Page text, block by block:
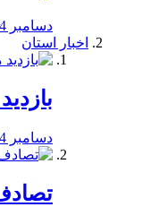
دسامبر 24, 2019
اخبار استان
دسامبر 24, 2019